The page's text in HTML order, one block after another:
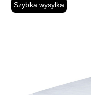
Szybka wysyłka